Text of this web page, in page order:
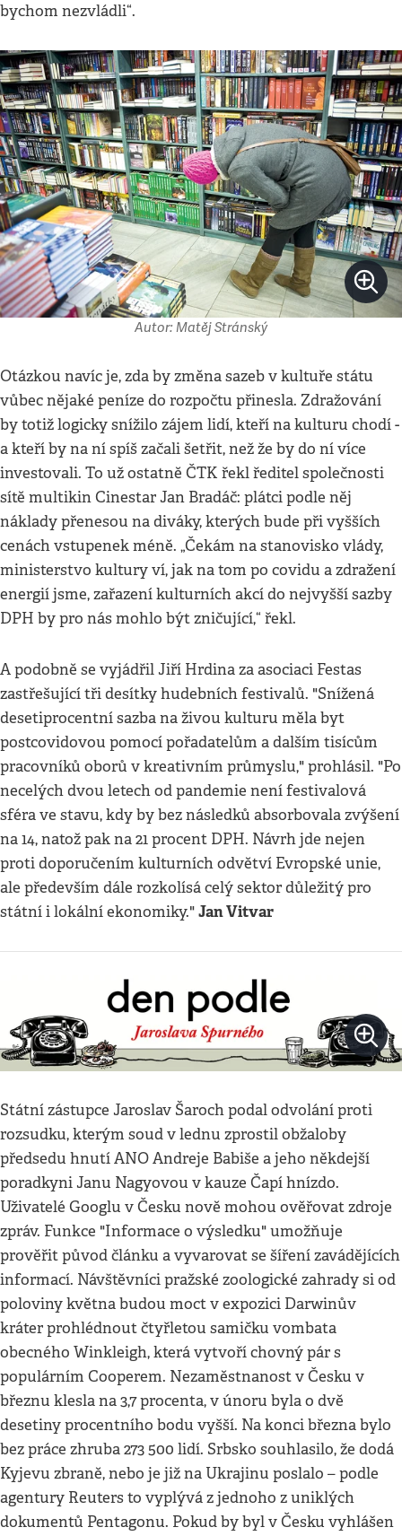
bychom nezvládli“.
Autor: Matěj Stránský
Otázkou navíc je, zda by změna sazeb v kultuře státu
vůbec nějaké peníze do rozpočtu přinesla. Zdražování
by totiž logicky snížilo zájem lidí, kteří na kulturu chodí -
a kteří by na ní spíš začali šetřit, než že by do ní více
investovali. To už ostatně ČTK řekl ředitel společnosti
sítě multikin Cinestar Jan Bradáč: plátci podle něj
náklady přenesou na diváky, kterých bude při vyšších
cenách vstupenek méně. „Čekám na stanovisko vlády,
ministerstvo kultury ví, jak na tom po covidu a zdražení
energií jsme, zařazení kulturních akcí do nejvyšší sazby
DPH by pro nás mohlo být zničující,“ řekl.
A podobně se vyjádřil Jiří Hrdina za asociaci Festas
zastřešující tři desítky hudebních festivalů. "Snížená
desetiprocentní sazba na živou kulturu měla byt
postcovidovou pomocí pořadatelům a dalším tisícům
pracovníků oborů v kreativním průmyslu," prohlásil. "Po
necelých dvou letech od pandemie není festivalová
sféra ve stavu, kdy by bez následků absorbovala zvýšení
na 14, natož pak na 21 procent DPH. Návrh jde nejen
proti doporučením kulturních odvětví Evropské unie,
ale především dále rozkolísá celý sektor důležitý pro
státní i lokální ekonomiky."Jan Vitvar
Státní zástupce Jaroslav Šaroch podal odvolání proti
rozsudku, kterým soud v lednu zprostil obžaloby
předsedu hnutí ANO Andreje Babiše a jeho někdejší
poradkyni Janu Nagyovou v kauze Čapí hnízdo.
Uživatelé Googlu v Česku nově mohou ověřovat zdroje
zpráv. Funkce "Informace o výsledku" umožňuje
prověřit původ článku a vyvarovat se šíření zavádějících
informací. Návštěvníci pražské zoologické zahrady si od
poloviny května budou moct v expozici Darwinův
kráter prohlédnout čtyřletou samičku vombata
obecného Winkleigh, která vytvoří chovný pár s
populárním Cooperem. Nezaměstnanost v Česku v
březnu klesla na 3,7 procenta, v únoru byla o dvě
desetiny procentního bodu vyšší. Na konci března bylo
bez práce zhruba 273 500 lidí. Srbsko souhlasilo, že dodá
Kyjevu zbraně, nebo je již na Ukrajinu poslalo – podle
agentury Reuters to vyplývá z jednoho z uniklých
dokumentů Pentagonu. Pokud by byl v Česku vyhlášen